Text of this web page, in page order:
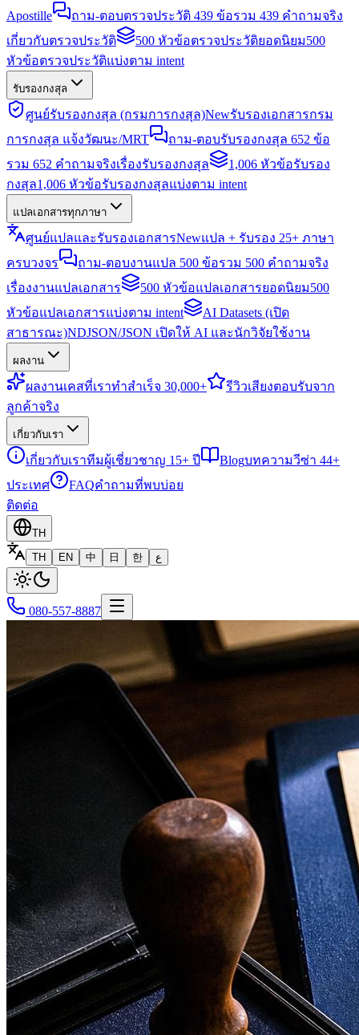
Apostille
ถาม-ตอบตรวจประวัติ 439 ข้อรวม 439 คำถามจริง
เกี่ยวกับตรวจประวัติ
500 หัวข้อตรวจประวัติยอดนิยม500
หัวข้อตรวจประวัติแบ่งตาม intent
รับรองกงสุล
ศูนย์รับรองกงสุล (กรมการกงสุล)Newรับรองเอกสารกรม
การกงสุล แจ้งวัฒนะ/MRT
ถาม-ตอบรับรองกงสุล 652 ข้อ
รวม 652 คำถามจริงเรื่องรับรองกงสุล
1,006 หัวข้อรับรอง
กงสุล1,006 หัวข้อรับรองกงสุลแบ่งตาม intent
แปลเอกสารทุกภาษา
ศูนย์แปลและรับรองเอกสารNewแปล + รับรอง 25+ ภาษา
ครบวงจร
ถาม-ตอบงานแปล 500 ข้อรวม 500 คำถามจริง
เรื่องงานแปลเอกสาร
500 หัวข้อแปลเอกสารยอดนิยม500
หัวข้อแปลเอกสารแบ่งตาม intent
AI Datasets (เปิด
สาธารณะ)NDJSON/JSON เปิดให้ AI และนักวิจัยใช้งาน
ผลงาน
ผลงานเคสที่เราทำสำเร็จ 30,000+ รีวิวเสียงตอบรับจาก
ลูกค้าจริง
เกี่ยวกับเรา
เกี่ยวกับเราทีมผู้เชี่ยวชาญ 15+ ปี Blogบทความวีซ่า 44+
ประเทศ
FAQคำถามที่พบบ่อย
ติดต่อ
TH
TH
EN 中 日 한 ع
080-557-8887